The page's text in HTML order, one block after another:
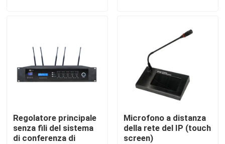
Notizie
Amplificatore dell'altoparlante
Regolatore principale
senza fili del sistema
di conferenza di
Microfono a distanza
della rete del IP (touch
screen)